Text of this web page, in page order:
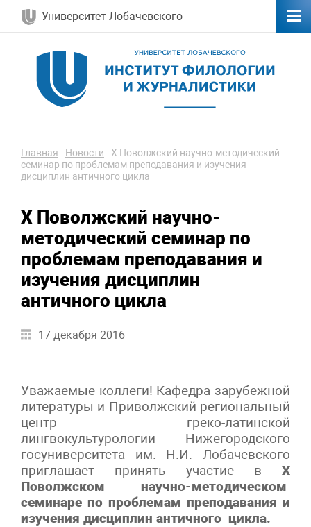
Университет Лобачевского
Главная - Новости - X Поволжский научно-методический
семинар по проблемам преподавания и изучения
дисциплин античного цикла
X Поволжский научно-
методический семинар по
проблемам преподавания и
изучения дисциплин
античного цикла
17 декабря 2016
Уважаемые коллеги! Кафедра зарубежной
литературы и Приволжский региональный
центр греко-латинской
лингвокультурологии Нижегородского
госуниверситета им. Н.И. Лобачевского
приглашает принять участие в X
Поволжском научно-методическом
семинаре по проблемам преподавания и
изучения дисциплин античного цикла.